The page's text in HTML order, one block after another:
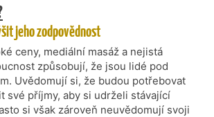
jeho zodpovědnost
ceny, mediální masáž a nejistá
způsobují, že jsou lidé pod
Uvědomují si, že budou potřebovat
své příjmy, aby si udrželi stávající
si však zároveň neuvědomují svoji